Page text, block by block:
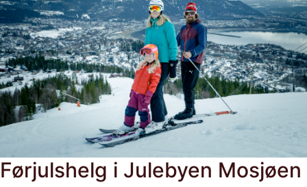
Førjulshelg i Julebyen Mosjøen